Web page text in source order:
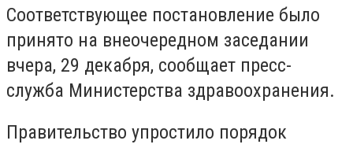
Соответствующее постановление было
принято на внеочередном заседании
вчера, 29 декабря, сообщает пресс-
служба Министерства здравоохранения.
Правительство упростило порядок